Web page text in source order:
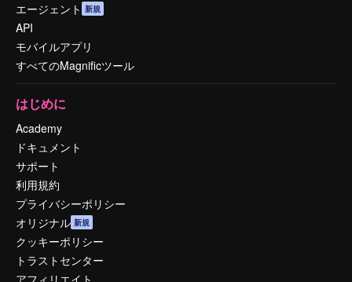
エージェント 新規
API
モバイルアプリ
すべてのMagnificツール
はじめに
Academy
ドキュメント
サポート
利用規約
プライバシーポリシー
オリジナル 新規
クッキーポリシー
トラストセンター
アフィリエイト